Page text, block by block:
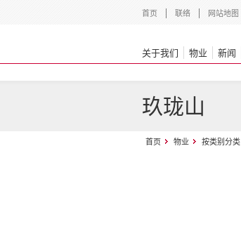
首页 联络 网站地图
关于我们 物业 新闻
玖珑山
首页 物业 按类别分类